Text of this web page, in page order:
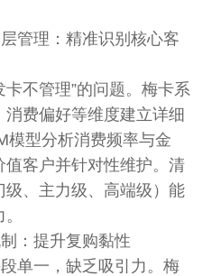
管理：精准识别核心客
不管理”的问题。梅卡系
费偏好等维度建立详细
模型分析消费频率与金
客户并针对性维护。清
、主力级、高端级）能
：提升复购黏性
单一，缺乏吸引力。梅